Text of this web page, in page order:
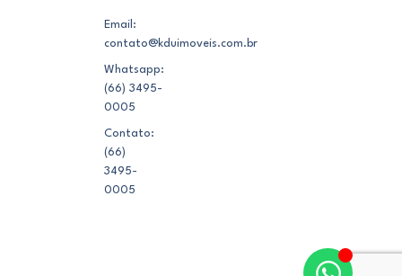
Email:
contato@kduimoveis.com.br
Whatsapp:
(66) 3495-
0005
Contato:
(66)
3495-
0005